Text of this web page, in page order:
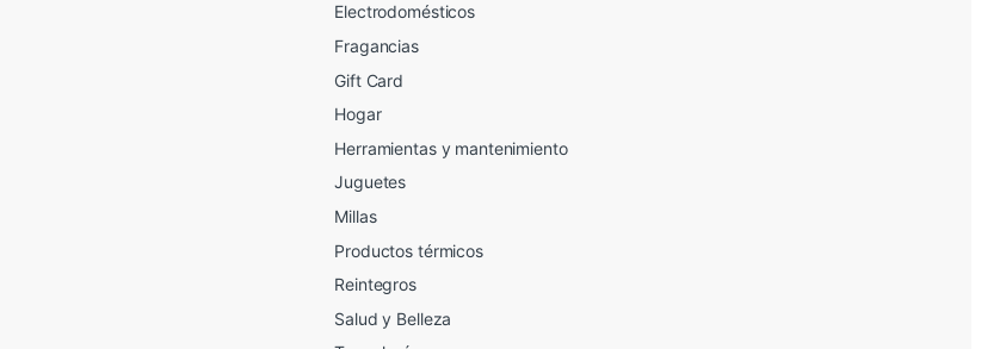
Electrodomésticos
Fragancias
Gift Card
Hogar
Herramientas y mantenimiento
Juguetes
Millas
Productos térmicos
Reintegros
Salud y Belleza